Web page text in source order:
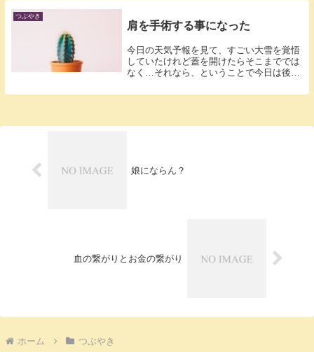
つぶやき
肩を手術する事になった
今日の天気予報を見て、すごい大雪を覚悟
していたけれど蓋を開けたらそこまででは
なく…それなら、ということで今日は後回
娘にならん？
血の繋がりとお金の繋がり
ホーム つぶやき